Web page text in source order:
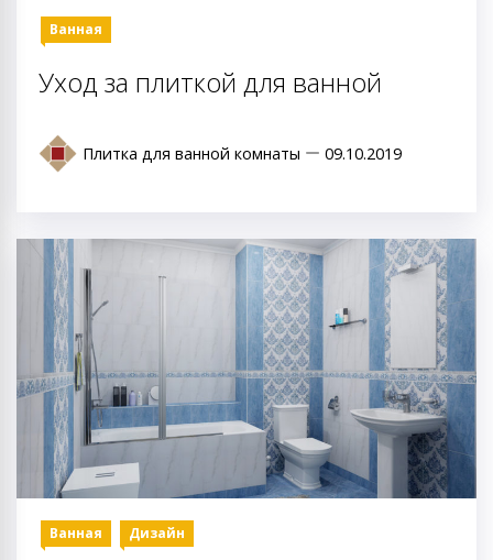
Ванная
Уход за плиткой для ванной
Плитка для ванной комнаты 09.10.2019
Ванная Дизайн